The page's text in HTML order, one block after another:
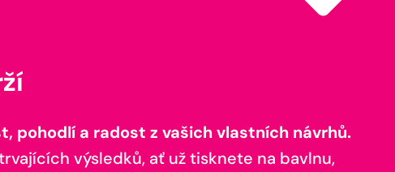
pohodlí a radost z vašich vlastních návrhů.
výsledků, ať už tisknete na bavlnu,